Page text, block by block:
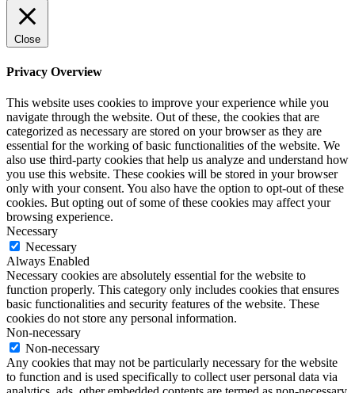
Close
Privacy Overview
This website uses cookies to improve your experience while you
navigate through the website. Out of these, the cookies that are
categorized as necessary are stored on your browser as they are
essential for the working of basic functionalities of the website. We
also use third-party cookies that help us analyze and understand how
you use this website. These cookies will be stored in your browser
only with your consent. You also have the option to opt-out of these
cookies. But opting out of some of these cookies may affect your
browsing experience.
Necessary
Necessary
Always Enabled
Necessary cookies are absolutely essential for the website to
function properly. This category only includes cookies that ensures
basic functionalities and security features of the website. These
cookies do not store any personal information.
Non-necessary
Non-necessary
Any cookies that may not be particularly necessary for the website
to function and is used specifically to collect user personal data via